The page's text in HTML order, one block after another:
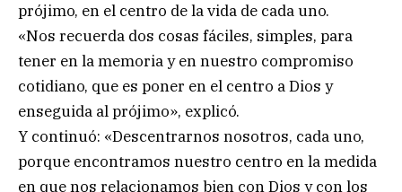
prójimo, en el centro de la vida de cada uno.
«Nos recuerda dos cosas fáciles, simples, para
tener en la memoria y en nuestro compromiso
cotidiano, que es poner en el centro a Dios y
enseguida al prójimo», explicó.
Y continuó: «Descentrarnos nosotros, cada uno,
porque encontramos nuestro centro en la medida
en que nos relacionamos bien con Dios y con los